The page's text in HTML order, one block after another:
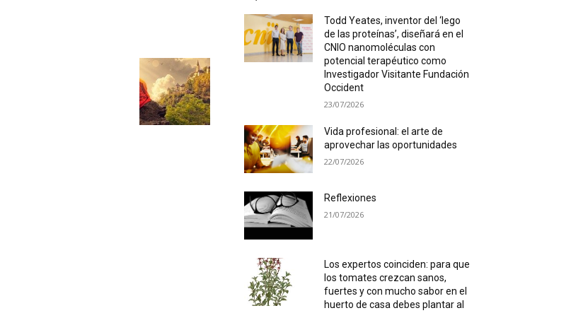
Todd Yeates, inventor del ‘lego
de las proteínas’, diseñará en el
CNIO nanomoléculas con
potencial terapéutico como
Investigador Visitante Fundación
Occident
23/07/2026
Vida profesional: el arte de
aprovechar las oportunidades
22/07/2026
Reflexiones
21/07/2026
Los expertos coinciden: para que
los tomates crezcan sanos,
fuertes y con mucho sabor en el
huerto de casa debes plantar al